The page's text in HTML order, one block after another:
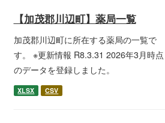
【加茂郡川辺町】薬局一覧
加茂郡川辺町に所在する薬局の一覧で
す。 ※更新情報 R8.3.31 2026年3月時点
のデータを登録しました。
XLSX CSV